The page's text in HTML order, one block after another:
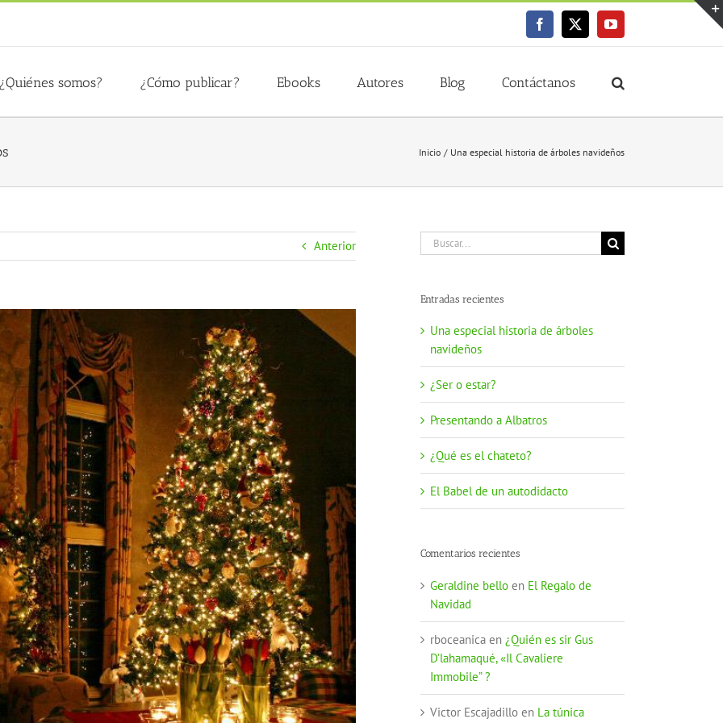
Facebook
X YouTube
¿Quiénes somos? ¿Cómo publicar? Ebooks Autores Blog Contáctanos
Inicio Una especial historia de árboles navideños
Anterior Buscar:
Entradas recientes
Una especial historia de árboles
navideños
¿Ser o estar?
Presentando a Albatros
¿Qué es el chateto?
El Babel de un autodidacto
Comentarios recientes
Geraldine bello en El Regalo de
Navidad
rboceanica en ¿Quién es sir Gus
D’lahamaqué, «Il Cavaliere
Immobile” ?
Victor Escajadillo en La túnica